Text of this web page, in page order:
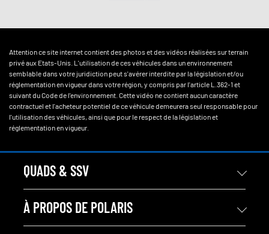
Attention ce site internet contient des photos et des vidéos réalisées sur terrain
privé aux Etats-Unis. L'utilisation de ces véhicules dans un environnement
semblable dans votre juridiction peut s'avérer interdite par la législation et/ou
réglementation en vigueur dans votre région, y compris par l'article L.362-1 et
suivant du Code de l'environnement. Cette vidéo ne contient aucun caractère
contractuel et l'acheteur potentiel de ce véhicule demeurera seul responsable pour
l'utilisation des véhicules, ainsi que pour le respect de la législation et
réglementation en vigueur.
QUADS & SSV
À PROPOS DE POLARIS